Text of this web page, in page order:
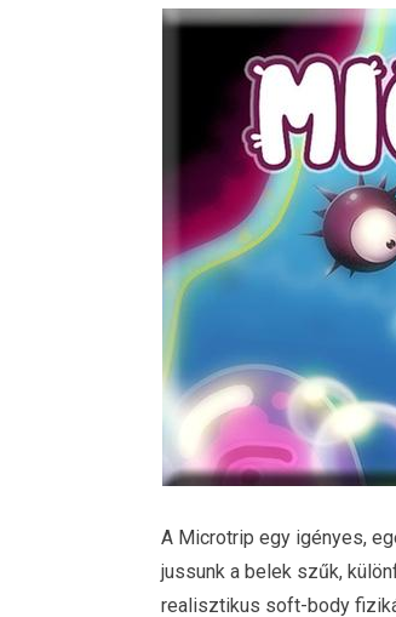
A Microtrip egy igényes,
jussunk a belek szűk,
realisztikus soft-body